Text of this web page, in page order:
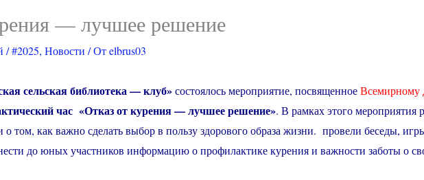
— лучшее решение
/#2025, Новости / Отelbrus03
сельская библиотека — клуб»состоялось мероприятие, посвященноеВсемирному
час «Отказ от курения — лучшее решение». В рамках этого мероприятия
о том, как важно сделать выбор в пользу здорового образа жизни. провели беседы,
до юных участников информацию о профилактике курения и важности заботы о